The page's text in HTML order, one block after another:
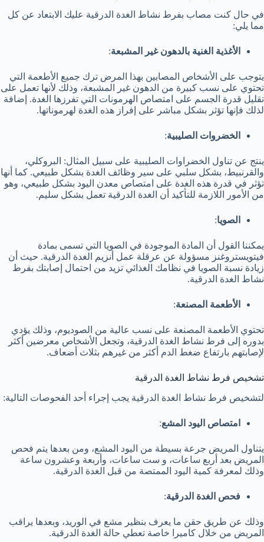
في حال كنت مصاب بفرط نشاط الغدة الدرقية عليك الابتعاد عن كل
مما يلي:
الأغذية الغنية بالدهون غير المشبعة:
يتوجب على الأشخاص المصابين بهذا المرض ترك جميع الأطعمة التي
تحتوي على نسب كبيرة من الدهون غير المشبعة، وذلك لأنها تعمل على
تقليل قدرة الجسم على امتصاص الهرمونات التي تفرزها الغدة. إضافة
لذلك فإنها تؤثر بشكل مباشر على إفراز هذه الغدة لهرموناتها.
الخضروات الصليبية:
ينتج عن تناول الخضراوات الصليبية على سبيل المثال: البروكلي،
والقرنبيط، بشكل سلبي على سير وظائف الغدة بشكل طبيعي. كما أنها
تؤثر في قدرة هذه الغدة على امتصاص معدن اليود بشكل طبيعي، وهو
من الأمور اللازمة للتأكيد أن الغدة الدرقية تعمل بشكل سليم.
الصويا:
يمكننا القول أن المادة الموجودة في الصويا التي تسمى بمادة
فيتويستروغنز مسؤولة عن عرقلة عمل أنزيم الغدة الدرقية. حيث أن
زيادة نسبة الصويا في نظامك الغذائي تزيد من احتمال إصابتك بفرط
نشاط الغدة الدرقية.
الأطعمة المصنعة:
تحتوي الأطعمة المصنعة على نسب عالية من الصوديوم، وذلك يؤدي
بدوره إلى فرط نشاط الغدة الدرقية، وتجعل الأشخاص معرضين أكثر
لإصابتهم بارتفاع ضغط الدم أكثر من غيرهم بثلاث أضعاف.
تشخيص فرط نشاط الغدة الدرقية
لتشخيص فرط نشاط الغدة الدرقية يجب إجراء أحد الفحوصات التالية:
امتصاص اليود المشع:
يتناول المريض جرعة بسيطة من اليود المشع، ومن بعدها يتم فحص
المريض بعد أربع ساعات، و ست ساعات، وأربعة وعشرون ساعة
وذلك لمعرفة كمية اليود الممتصة من قبل الغدة الدرقية.
فحص الغدة الدرقية:
وذلك عن طريق حقن ما يعرف بنظير مشع في الوريد، وبعدها يراقب
المريض من خلال كاميرا خاصة تعطي حالة الغدة الدرقية.